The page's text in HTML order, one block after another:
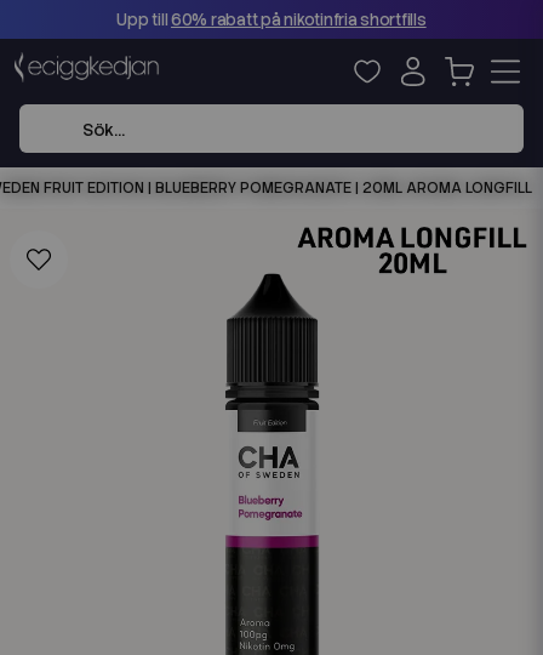
Upp till60% rabatt på nikotinfria shortfills
FRUIT EDITION | BLUEBERRY POMEGRANATE | 20ML AROMA LONGFILL